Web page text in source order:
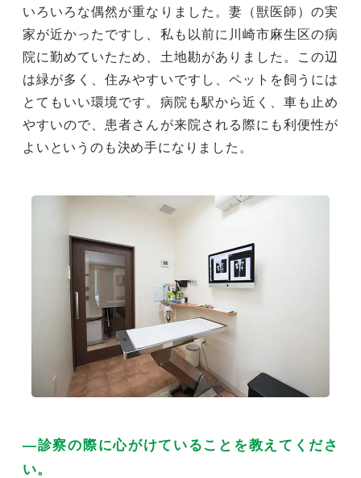
いろいろな偶然が重なりました。妻（獣医師）の実
家が近かったですし、私も以前に川崎市麻生区の病
院に勤めていたため、土地勘がありました。この辺
は緑が多く、住みやすいですし、ペットを飼うには
とてもいい環境です。病院も駅から近く、車も止め
やすいので、患者さんが来院される際にも利便性が
よいというのも決め手になりました。
―診察の際に心がけていることを教えてくださ
い。